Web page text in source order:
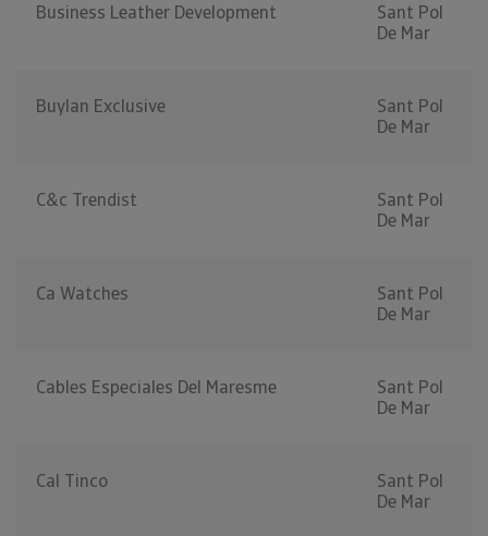
Business Leather Development
Sant Pol
De Mar
Buylan Exclusive
Sant Pol
De Mar
C&c Trendist
Sant Pol
De Mar
Ca Watches
Sant Pol
De Mar
Cables Especiales Del Maresme
Sant Pol
De Mar
Cal Tinco
Sant Pol
De Mar